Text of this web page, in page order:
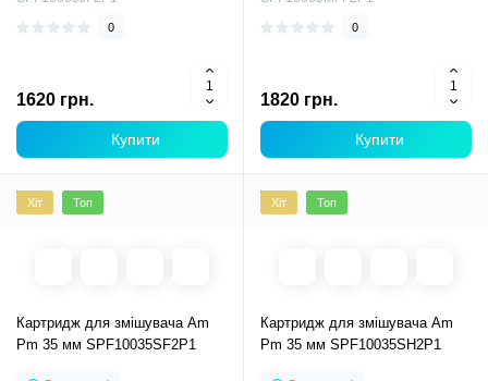
0
1620 грн.
Купити
0
1820 грн.
Купити
Хіт Топ
Картридж для змішувача Am
Pm 35 мм SPF10035SF2P1
Хіт Топ
Картридж для змішувача Am
Pm 35 мм SPF10035SH2P1